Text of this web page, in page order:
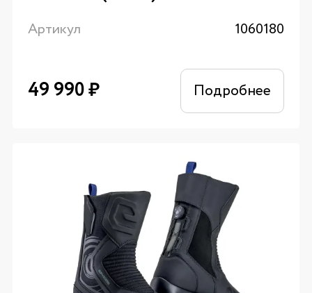
Артикул 1060180
49 990₽ Подробнее